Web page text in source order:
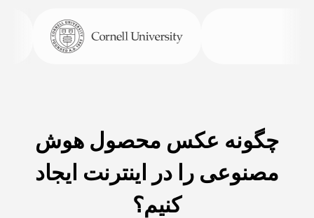
چگونه عکس محصول هوش
مصنوعی را در اینترنت ایجاد
کنیم؟